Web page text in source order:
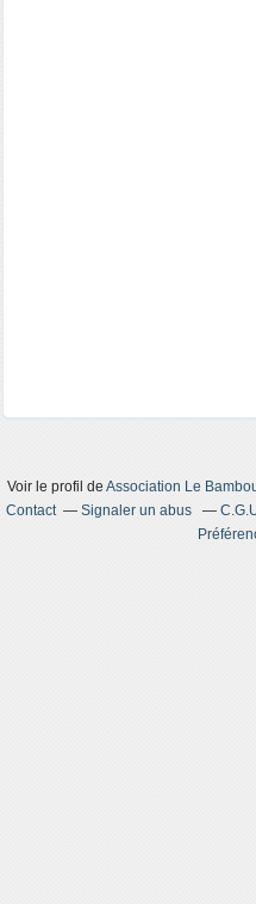
Voir le profil de Association Le
Contact
Signaler un abus